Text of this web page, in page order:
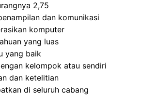
2,75
dan komunikasi
komputer
yang luas
yang baik
kelompok atau sendiri
dan ketelitian
di seluruh cabang